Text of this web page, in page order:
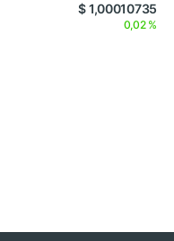
$ 1,00010735
0,02 %